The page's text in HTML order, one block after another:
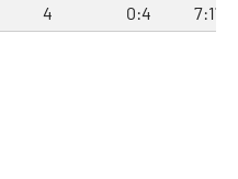
4 0:4 7:17